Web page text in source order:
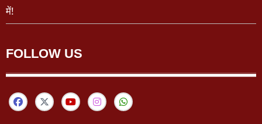
में!
FOLLOW US